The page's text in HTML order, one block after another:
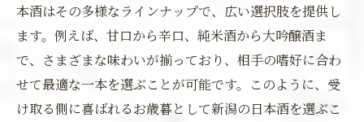
本酒はその多様なラインナップで、広い選択肢を提供し
ます。例えば、甘口から辛口、純米酒から大吟醸酒ま
で、さまざまな味わいが揃っており、相手の嗜好に合わ
せて最適な一本を選ぶことが可能です。このように、受
け取る側に喜ばれるお歳暮として新潟の日本酒を選ぶこ